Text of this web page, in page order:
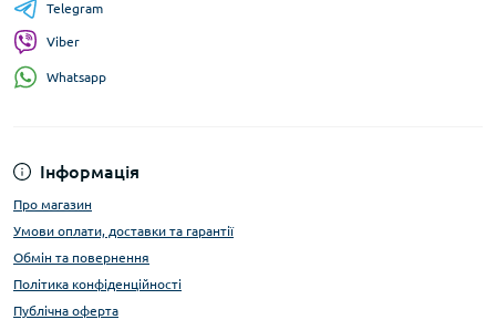
Інформація
Про магазин
Умови оплати, доставки та гарантії
Обмін та повернення
Політика конфіденційності
Публічна оферта
Telegram
Viber
Whatsapp